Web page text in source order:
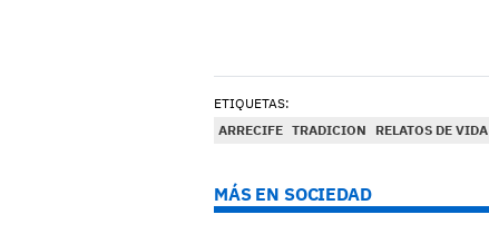
ETIQUETAS:
ARRECIFE TRADICION RELATOS DE VIDA
MÁS EN SOCIEDAD